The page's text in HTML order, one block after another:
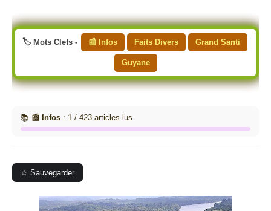
🏷️ Mots Clefs - 📰 Infos Faits Divers Grand Santi
Guyane
📚 📰 Infos : 1 / 423 articles lus
☆ Sauvegarder